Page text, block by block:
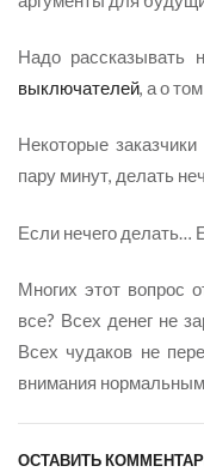
Надо рассказывать
выключателей, а о
Некоторые
пару минут, делать
Если нечего делать…
Многих этот вопрос
все? Всех денег не
Всех чудаков не
внимания
ОСТАВИТЬ